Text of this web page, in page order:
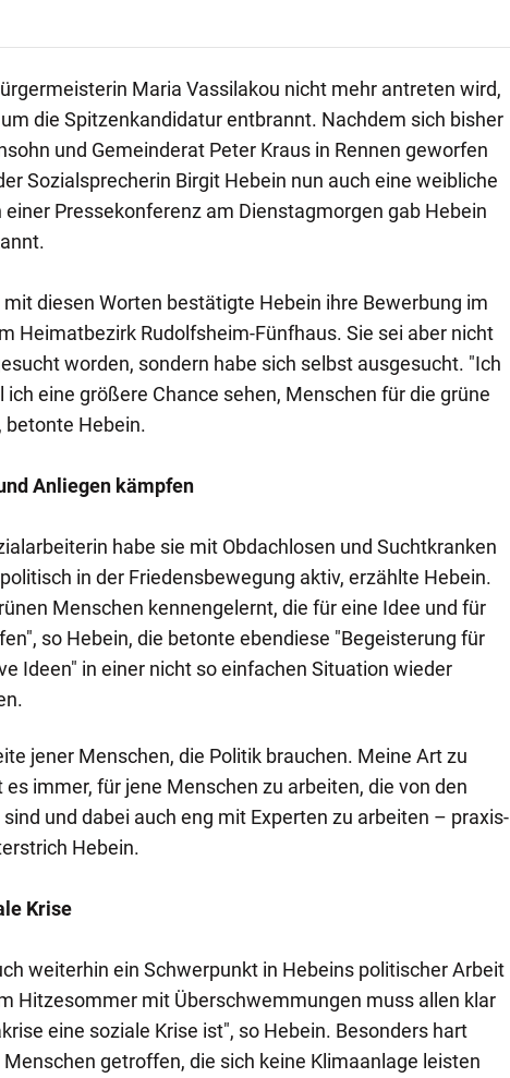
Maria Vassilakou nicht mehr antreten wird,
die Spitzenkandidatur entbrannt. Nachdem sich bisher
und Gemeinderat Peter Kraus in Rennen geworfen
Sozialsprecherin Birgit Hebein nun auch eine weibliche
einer Pressekonferenz am Dienstagmorgen gab Hebein
mit diesen Worten bestätigte Hebein ihre Bewerbung im
Heimatbezirk Rudolfsheim-Fünfhaus. Sie sei aber nicht
worden, sondern habe sich selbst ausgesucht. "Ich
ich eine größere Chance sehen, Menschen für die grüne
betonte Hebein.
Anliegen kämpfen
habe sie mit Obdachlosen und Suchtkranken
in der Friedensbewegung aktiv, erzählte Hebein.
Menschen kennengelernt, die für eine Idee und für
so Hebein, die betonte ebendiese "Begeisterung für
Ideen" in einer nicht so einfachen Situation wieder
jener Menschen, die Politik brauchen. Meine Art zu
immer, für jene Menschen zu arbeiten, die von den
und dabei auch eng mit Experten zu arbeiten – praxis-
Hebein.
Krise
weiterhin ein Schwerpunkt in Hebeins politischer Arbeit
Hitzesommer mit Überschwemmungen muss allen klar
eine soziale Krise ist", so Hebein. Besonders hart
getroffen, die sich keine Klimaanlage leisten